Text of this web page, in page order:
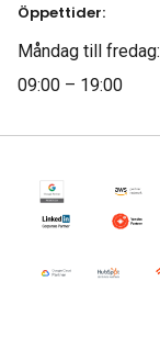
Öppettider:
Måndag till fredag:
09:00 – 19:00